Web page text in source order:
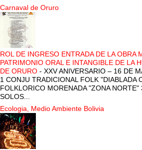
Carnaval de Oruro
ROL DE INGRESO ENTRADA DE LA OBRA
PATRIMONIO ORAL E INTANGIBLE DE LA
DE ORURO - XXV ANIVERSARIO – 16 DE
1 CONJU TRADICIONAL FOLK "DIABLADA
FOLKLORICO MORENADA "ZONA NORTE"
SOLOS...
Ecologia, Medio Ambiente Bolivia